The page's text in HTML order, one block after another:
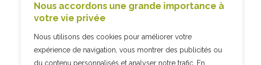
Nous accordons une grande importance à
votre vie privée
Nous utilisons des cookies pour améliorer votre
expérience de navigation, vous montrer des publicités ou
du contenu personnalisés et analyser notre trafic. En
+34 93 892 10 45
C/ Sis, 9, 08794 Les Cabanyes,
Barcelone